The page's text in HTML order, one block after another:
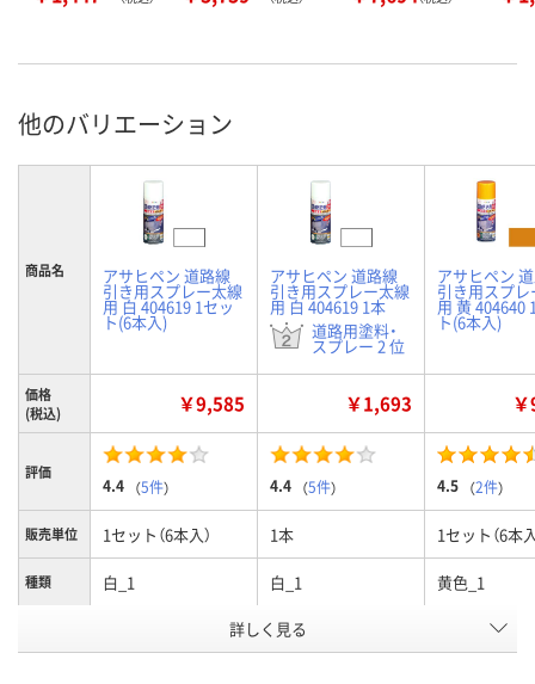
他のバリエーション
商品名 アサヒペン 道路線
引き用スプレー太線
用 白 404619 1セッ
ト(6本入)
アサヒペン 道路線
引き用スプレー太線
用 白 404619 1本
道路用塗料・
スプレー 2 位
アサヒペン
引き用スプ
用 黄 404640
ト(6本入)
価格
(税込)
￥9,585 ￥1,693
評価
4.4 （5件） 4.4 （5件） 4.5 （2件）
販売単位 1セット（6本入） 1本 1セット（6本
種類 白_1 白_1 黄色_1
A077171 EJ30786
詳しく見る